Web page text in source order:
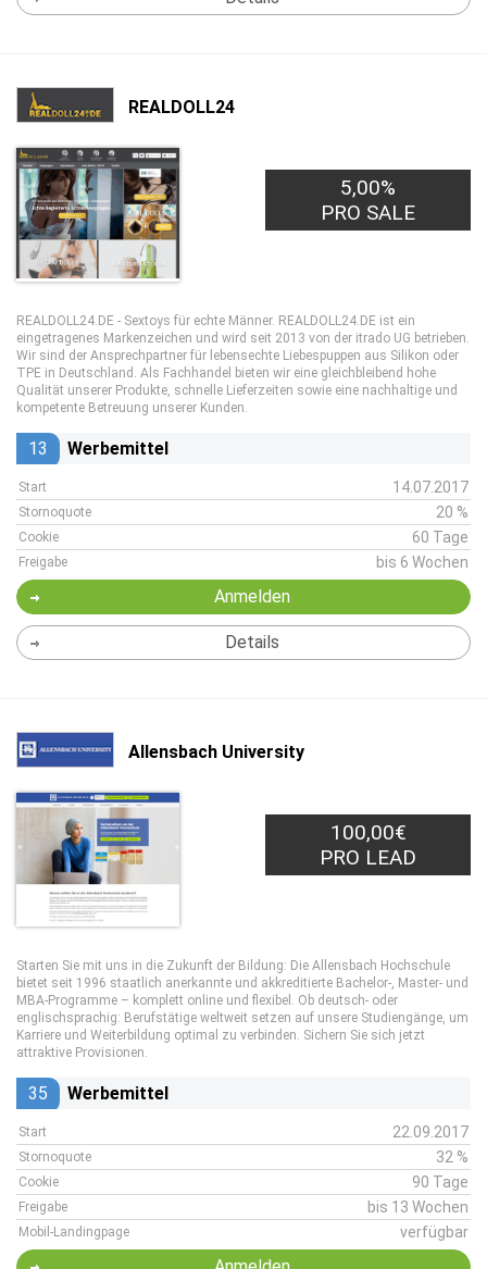
REALDOLL24
5,00%
PRO SALE
REALDOLL24.DE - Sextoys für echte Männer. REALDOLL24.DE ist ein
eingetragenes Markenzeichen und wird seit 2013 von der itrado UG betrieben.
Wir sind der Ansprechpartner für lebensechte Liebespuppen aus Silikon oder
TPE in Deutschland. Als Fachhandel bieten wir eine gleichbleibend hohe
Qualität unserer Produkte, schnelle Lieferzeiten sowie eine nachhaltige und
kompetente Betreuung unserer Kunden.
13 Werbemittel
Start 14.07.2017
Stornoquote 20 %
Cookie 60 Tage
Freigabe bis 6 Wochen
Anmelden
Details
Allensbach University
100,00€
PRO LEAD
Starten Sie mit uns in die Zukunft der Bildung: Die Allensbach Hochschule
bietet seit 1996 staatlich anerkannte und akkreditierte Bachelor-, Master- und
MBA-Programme – komplett online und flexibel. Ob deutsch- oder
englischsprachig: Berufstätige weltweit setzen auf unsere Studiengänge, um
Karriere und Weiterbildung optimal zu verbinden. Sichern Sie sich jetzt
attraktive Provisionen.
35 Werbemittel
Start 22.09.2017
Stornoquote 32 %
Cookie 90 Tage
Freigabe bis 13 Wochen
Mobil-Landingpage verfügbar